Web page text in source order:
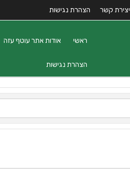
יצירת קשר הצהרת נגישות
ראשי אודות אתר עוטף עזה
הצהרת נגישות